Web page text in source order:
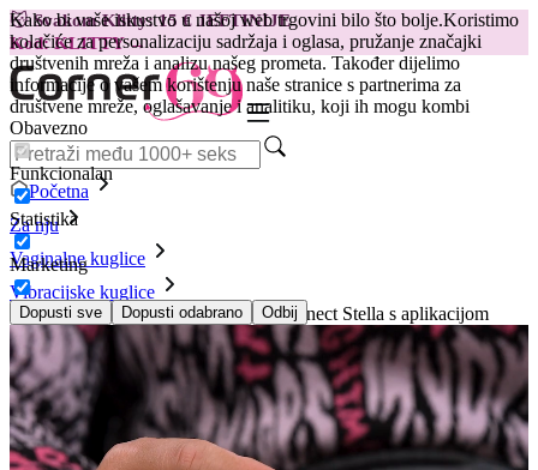
Kako bi vaše iskustvo u našoj web trgovini bilo što bolje.Koristimo
kolačiće za personalizaciju sadržaja i oglasa, pružanje značajki
društvenih mreža i analizu našeg prometa. Također dijelimo
informacije o vašem korištenju naše stranice s partnerima za
društvene mreže, oglašavanje i analitiku, koji ih mogu kombi
Obavezno
Funkcionalan
Statistika
Marketing
Dopusti sve Dopusti odabrano Odbij
😽Svakom Klitty: 15 € JEFTINIJE
Kod: KLITTY →
Početna
Za nju
Vaginalne kuglice
Vibracijske kuglice
Vibrirajuće vaginalne kuglice EasyConnect Stella s aplikacijom